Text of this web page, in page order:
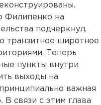
Филипенко на
подчеркнул,
транзитное широтное
Теперь
пункты внутри
выходы на
важная
В связи с этим глава